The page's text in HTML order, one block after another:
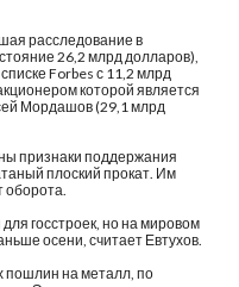
расследование в
26,2 млрд долларов),
Forbes с 11,2 млрд
которой является
Мордашов (29,1 млрд
признаки поддержания
плоский прокат. Им
оборота.
госстроек, но на мировом
осени, считает Евтухов.
пошлин на металл, по